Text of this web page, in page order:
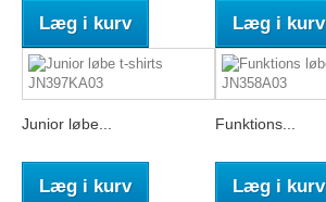
Læg i kurv Læg i kurv
Junior løbe...
Læg i kurv
Funktions...
Læg i kurv